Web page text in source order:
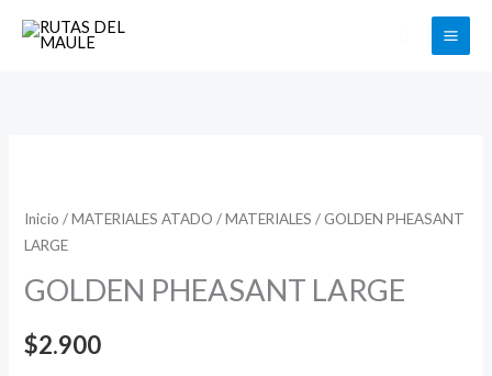
Buscar
Inicio /MATERIALES ATADO /MATERIALES / GOLDEN PHEASANT
LARGE
GOLDEN PHEASANT LARGE
$2.900
LARGE
cantidad